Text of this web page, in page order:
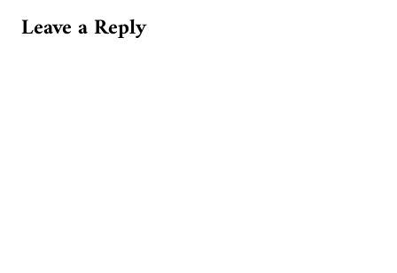
Leave a Reply